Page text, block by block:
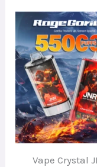
Vape Crystal